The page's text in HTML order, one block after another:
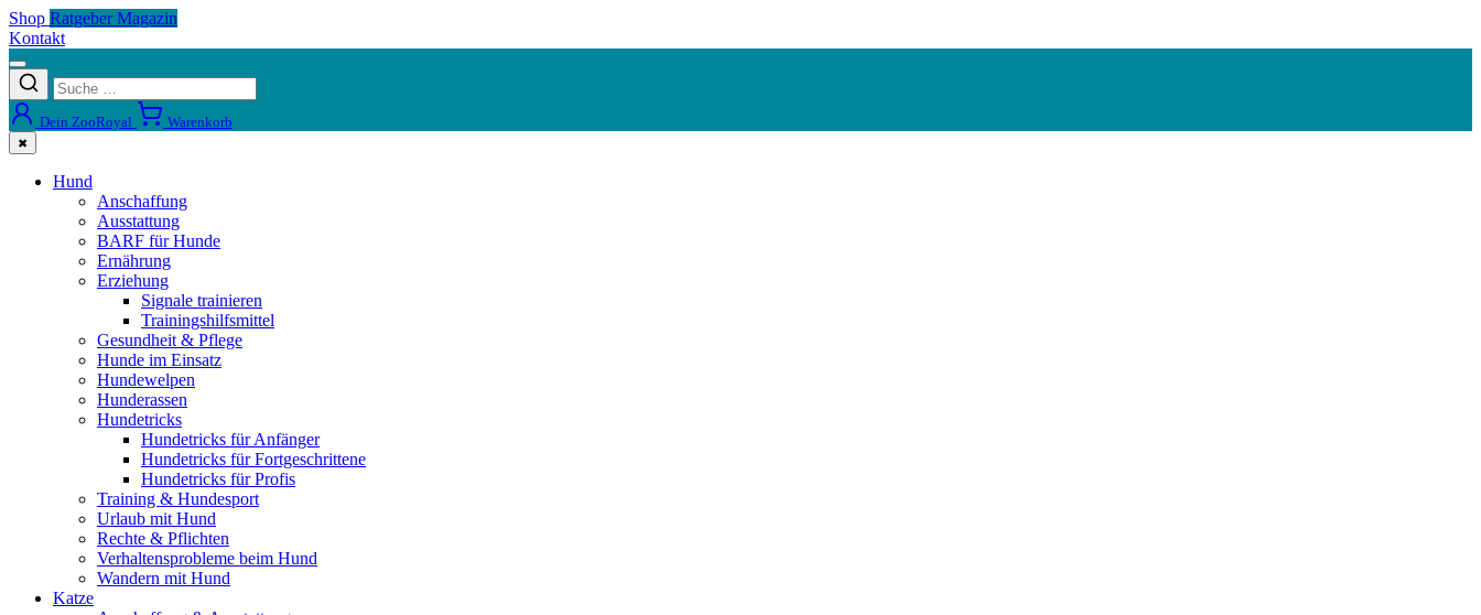
Shop Ratgeber Magazin
Kontakt
Dein ZooRoyal Warenkorb
✖
Hund
Anschaffung
Ausstattung
BARF für Hunde
Ernährung
Erziehung
Signale trainieren
Trainingshilfsmittel
Gesundheit & Pflege
Hunde im Einsatz
Hundewelpen
Hunderassen
Hundetricks
Hundetricks für Anfänger
Hundetricks für Fortgeschrittene
Hundetricks für Profis
Training & Hundesport
Urlaub mit Hund
Rechte & Pflichten
Verhaltensprobleme beim Hund
Wandern mit Hund
Katze